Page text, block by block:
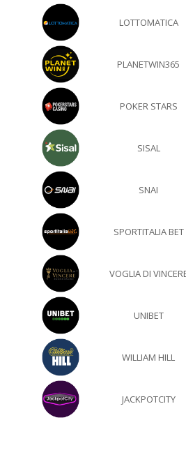
LOTTOMATICA
PLANETWIN365
POKER STARS
SISAL
SNAI
SPORTITALIA BET
VOGLIA DI
UNIBET
WILLIAM HILL
JACKPOTCITY